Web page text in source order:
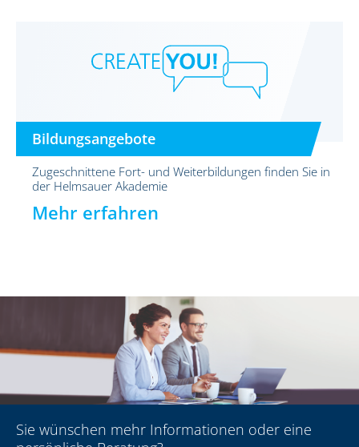
Bildungsangebote
Zugeschnittene Fort- und Weiterbildungen finden Sie in
der Helmsauer Akademie
Mehr erfahren
Sie wünschen mehr Informationen oder eine